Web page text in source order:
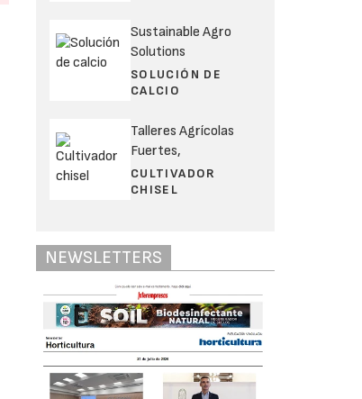
Sustainable Agro
Solutions
SOLUCIÓN DE
CALCIO
Talleres Agrícolas
Fuertes,
CULTIVADOR
CHISEL
NEWSLETTERS